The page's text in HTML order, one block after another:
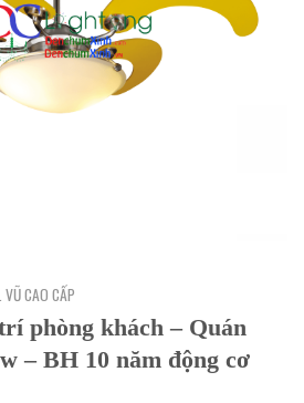
CAO CẤP
phòng khách – Quán
– BH 10 năm động cơ